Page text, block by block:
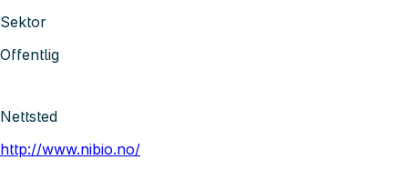
Sektor
Offentlig
Nettsted
http://www.nibio.no/